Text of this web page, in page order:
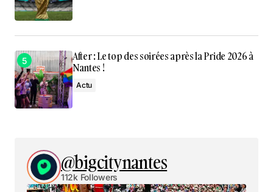
After : Le top des soirées après la Pride 2026 à
Nantes !
Actu
@bigcitynantes
112k Followers